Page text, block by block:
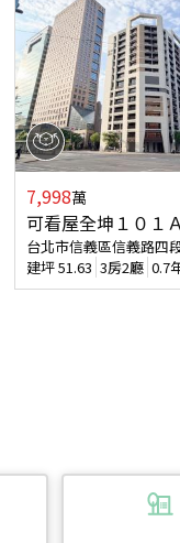
7,998萬
可看屋全坤１０１
台北市信義區信義路四
建坪51.63 3房2廳 0.7